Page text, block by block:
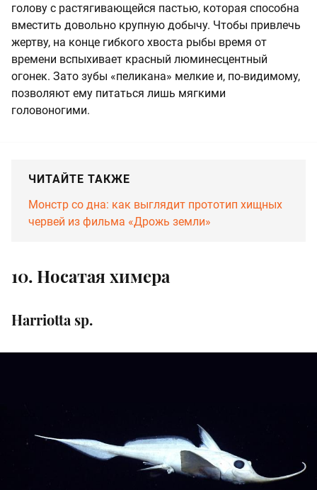
голову с растягивающейся пастью, которая способна
вместить довольно крупную добычу. Чтобы привлечь
жертву, на конце гибкого хвоста рыбы время от
времени вспыхивает красный люминесцентный
огонек. Зато зубы «пеликана» мелкие и, по-видимому,
позволяют ему питаться лишь мягкими
головоногими.
ЧИТАЙТЕ ТАКЖЕ
Монстр со дна: как выглядит прототип хищных
червей из фильма «Дрожь земли»
10. Носатая химера
Harriotta sp.